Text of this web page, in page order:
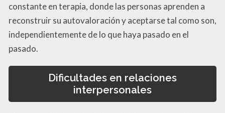
constante en terapia, donde las personas aprenden a
reconstruir su autovaloración y aceptarse tal como son,
independientemente de lo que haya pasado en el
pasado.
Dificultades en relaciones
interpersonales